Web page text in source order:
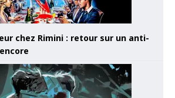
chez Rimini : retour sur un anti-